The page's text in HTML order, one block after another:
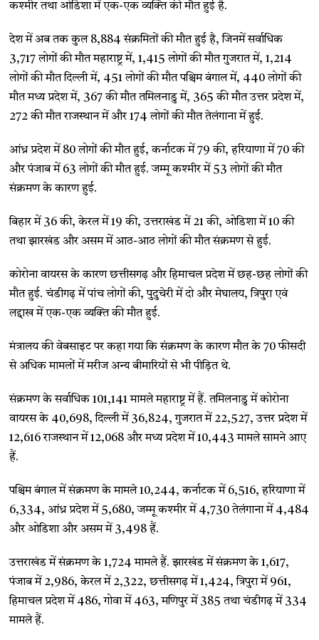
कश्मीर तथा ओडिशा में एक-एक व्यक्ति की मौत हुई है.
देश में अब तक कुल 8,884 संक्रमितों की मौत हुई है, जिनमें सर्वाधिक
3,717 लोगों की मौत महाराष्ट्र में, 1,415 लोगों की मौत गुजरात में, 1,214
लोगों की मौत दिल्ली में, 451 लोगों की मौत पश्चिम बंगाल में, 440 लोगों की
मौत मध्य प्रदेश में, 367 की मौत तमिलनाडु में, 365 की मौत उत्तर प्रदेश में,
272 की मौत राजस्थान में और 174 लोगों की मौत तेलंगाना में हुई.
आंध्र प्रदेश में 80 लोगों की मौत हुई, कर्नाटक में 79 की, हरियाणा में 70 की
और पंजाब में 63 लोगों की मौत हुई. जम्मू कश्मीर में 53 लोगों की मौत
संक्रमण के कारण हुई.
बिहार में 36 की, केरल में 19 की, उत्तराखंड में 21 की, ओडिशा में 10 की
तथा झारखंड और असम में आठ-आठ लोगों की मौत संक्रमण से हुई.
कोरोना वायरस के कारण छत्तीसगढ़ और हिमाचल प्रदेश में छह-छह लोगों की
मौत हुई. चंडीगढ़ में पांच लोगों की, पुदुचेरी में दो और मेघालय, त्रिपुरा एवं
लद्दाख में एक-एक व्यक्ति की मौत हुई.
मंत्रालय की वेबसाइट पर कहा गया कि संक्रमण के कारण मौत के 70 फीसदी
से अधिक मामलों में मरीज अन्य बीमारियों से भी पीड़ित थे.
संक्रमण के सर्वाधिक 101,141 मामले महाराष्ट्र में हैं. तमिलनाडु में कोरोना
वायरस के 40,698, दिल्ली में 36,824, गुजरात में 22,527, उत्तर प्रदेश में
12,616 राजस्थान में 12,068 और मध्य प्रदेश में 10,443 मामले सामने आए
हैं.
पश्चिम बंगाल में संक्रमण के मामले 10,244, कर्नाटक में 6,516, हरियाणा में
6,334, आंध्र प्रदेश में 5,680, जम्मू कश्मीर में 4,730 तेलंगाना में 4,484
और ओडिशा और असम में 3,498 हैं.
उत्तराखंड में संक्रमण के 1,724 मामले हैं. झारखंड में संक्रमण के 1,617,
पंजाब में 2,986, केरल में 2,322, छत्तीसगढ़ में 1,424, त्रिपुरा में 961,
हिमाचल प्रदेश में 486, गोवा में 463, मणिपुर में 385 तथा चंडीगढ़ में 334
मामले हैं.